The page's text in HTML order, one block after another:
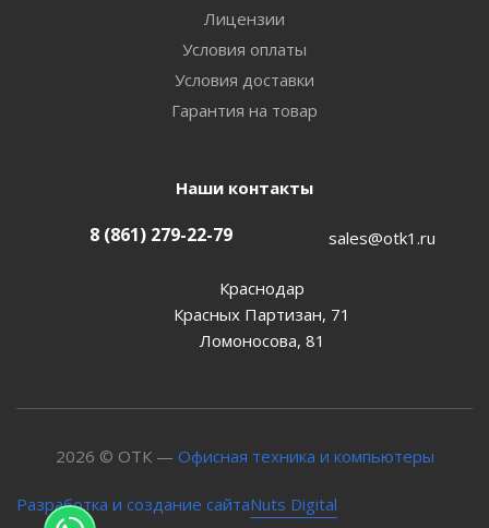
Лицензии
Условия оплаты
Условия доставки
Гарантия на товар
Наши контакты
8 (861) 279-22-79 sales@otk1.ru
Краснодар
Красных Партизан, 71
Ломоносова, 81
2026 © ОТК — Офисная техника и компьютеры
Разработка и создание сайтаNuts Digital